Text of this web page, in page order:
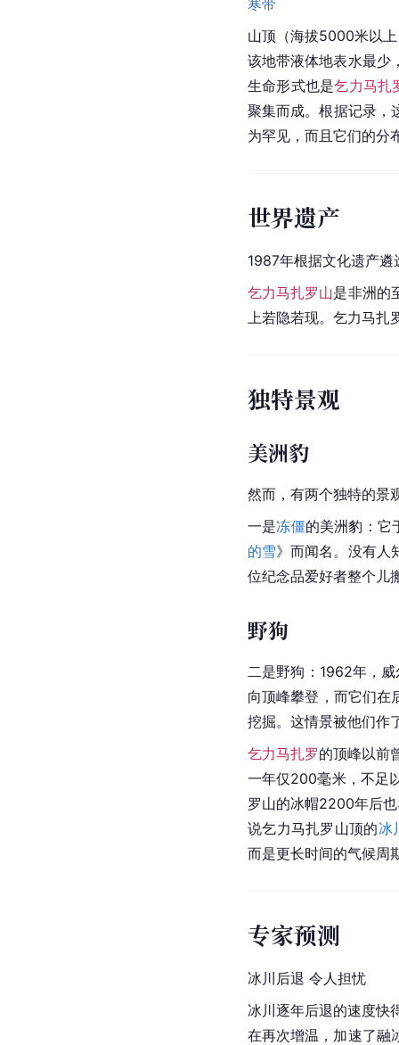
寒带
山顶（海拔5000米以
该地带液体地表水最少
生命形式也是乞力马扎
聚集而成。根据记录，
为罕见，而且它们的分
世界遗产
1987年根据文化遗产
乞力马扎罗山是非洲的
上若隐若现。乞力马扎
独特景观
美洲豹
然而，有两个独特的景
一是冻僵的美洲豹 ：
的雪》而闻名。没有人
位纪念品爱好者整个儿
野狗
二是野狗：1962年，
向顶峰攀登，而它们在
挖掘。这情景被他们作
乞力马扎罗的顶峰以前
一年仅200毫米，不足
罗山的冰帽2200年后
说乞力马扎罗山顶的冰
而是更长时间的气候周
专家预测
冰川后退 令人担忧
冰川逐年后退的速度
在再次增温，加速了融